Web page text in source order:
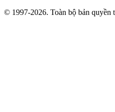
© 1997-2026. Toàn bộ bản quyền